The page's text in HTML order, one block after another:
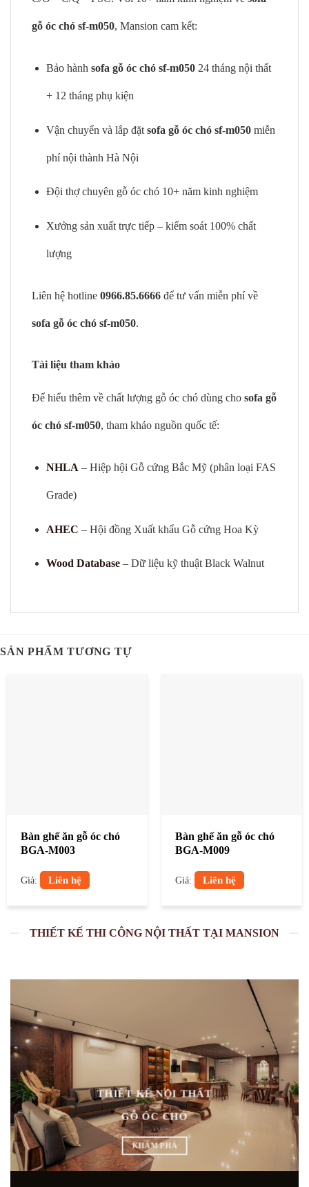
gỗ óc chó sf-m050, Mansion cam kết:
Bảo hành sofa gỗ óc chó sf-m05024 tháng nội thất
+ 12 tháng phụ kiện
Vận chuyển và lắp đặt sofa gỗ óc chó sf-m050miễn
phí nội thành Hà Nội
Đội thợ chuyên gỗ óc chó 10+ năm kinh nghiệm
Xưởng sản xuất trực tiếp – kiểm soát 100% chất
lượng
Liên hệ hotline 0966.85.6666 để tư vấn miễn phí về
sofa gỗ óc chó sf-m050.
Tài liệu tham khảo
Để hiểu thêm về chất lượng gỗ óc chó dùng cho sofa gỗ
óc chó sf-m050, tham khảo nguồn quốc tế:
NHLA – Hiệp hội Gỗ cứng Bắc Mỹ (phân loại FAS
Grade)
AHEC – Hội đồng Xuất khẩu Gỗ cứng Hoa Kỳ
Wood Database– Dữ liệu kỹ thuật Black Walnut
SẢN PHẨM TƯƠNG TỰ
Bàn ghế ăn gỗ óc chó
BGA-M003
Giá: Liên hệ
Bàn ghế ăn gỗ óc chó
BGA-M009
Giá: Liên hệ
THIẾT KẾ THI CÔNG NỘI THẤT TẠI MANSION
THIẾT KẾ NỘI THẤT
GỖ ÓC CHÓ
KHÁM PHÁ